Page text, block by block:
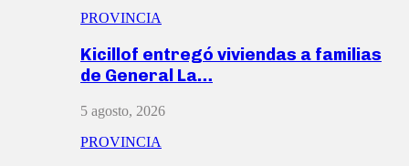
PROVINCIA
Kicillof entregó viviendas a familias
de General La…
5 agosto, 2026
PROVINCIA